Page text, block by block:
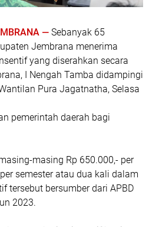
— Sebanyak 65
Jembrana menerima
yang diserahkan secara
I Nengah Tamba didampingi
Pura Jagatnatha, Selasa
pemerintah daerah bagi
masing Rp 650.000,- per
semester atau dua kali dalam
tersebut bersumber dari APBD
2023.